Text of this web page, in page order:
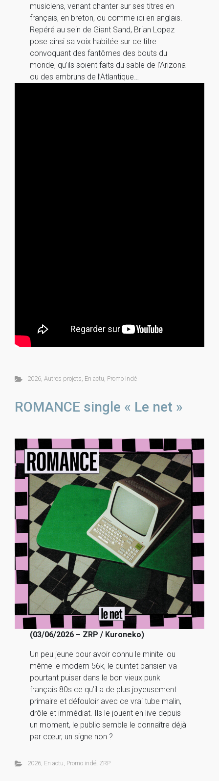
musiciens, venant chanter sur ses titres en
français, en breton, ou comme ici en anglais.
Repéré au sein de Giant Sand, Brian Lopez
pose ainsi sa voix habitée sur ce titre
convoquant des fantômes des bouts du
monde, qu’ils soient faits du sable de l’Arizona
ou des embruns de l’Atlantique…
2026, Autres projets, En actu, Promo indé
ROMANCE single « Le net »
(03/06/2026 – ZRP / Kuroneko)
Un peu jeune pour avoir connu le minitel ou
même le modem 56k, le quintet parisien va
pourtant puiser dans le bon vieux punk
français 80s ce qu’il a de plus joyeusement
primaire et défouloir avec ce vrai tube malin,
drôle et immédiat. Ils le jouent en live depuis
un moment, le public semble le connaître déjà
par cœur, un signe non ?
2026, En actu, Promo indé, ZRP